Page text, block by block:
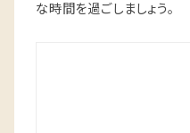
な時間を過ごしましょう。